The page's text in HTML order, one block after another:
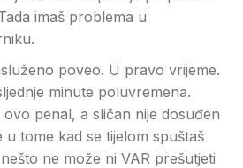
imaš problema u
poveo. U pravo vrijeme.
minute poluvremena.
penal, a sličan nije dosuđen
u tome kad se tijelom spuštaš
ne može ni VAR prešutjeti